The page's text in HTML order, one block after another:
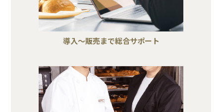
導入～販売まで総合サポート